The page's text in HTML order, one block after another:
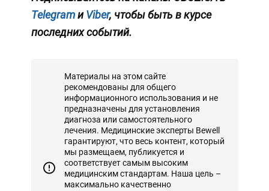
TelegramиViber, чтобы быть в курсе
последних событий.
Материалы на этом сайте
рекомендованы для общего
информационного использования и не
предназначены для установления
диагноза или самостоятельного
лечения. Медицинские эксперты Bewell
гарантируют, что весь контент, который
мы размещаем, публикуется и
соответствует самым высоким
медицинским стандартам. Наша цель –
максимально качественно